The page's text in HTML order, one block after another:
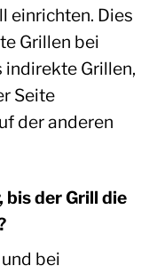
einrichten. Dies
Grillen bei
indirekte Grillen,
Seite
der anderen
bis der Grill die
bei